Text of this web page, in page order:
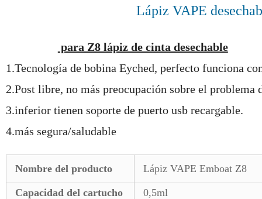
Lápiz VAPE
para Z8 lápiz de cinta desechable
1.Tecnología de bobina Eyched, perfecto funciona
2.Post libre, no más preocupación sobre el problema
3.inferior tienen soporte de puerto usb recargable.
4.más segura/saludable
Nombre del producto Lápiz VAPE Emboat Z8
Capacidad del cartucho
0,5ml